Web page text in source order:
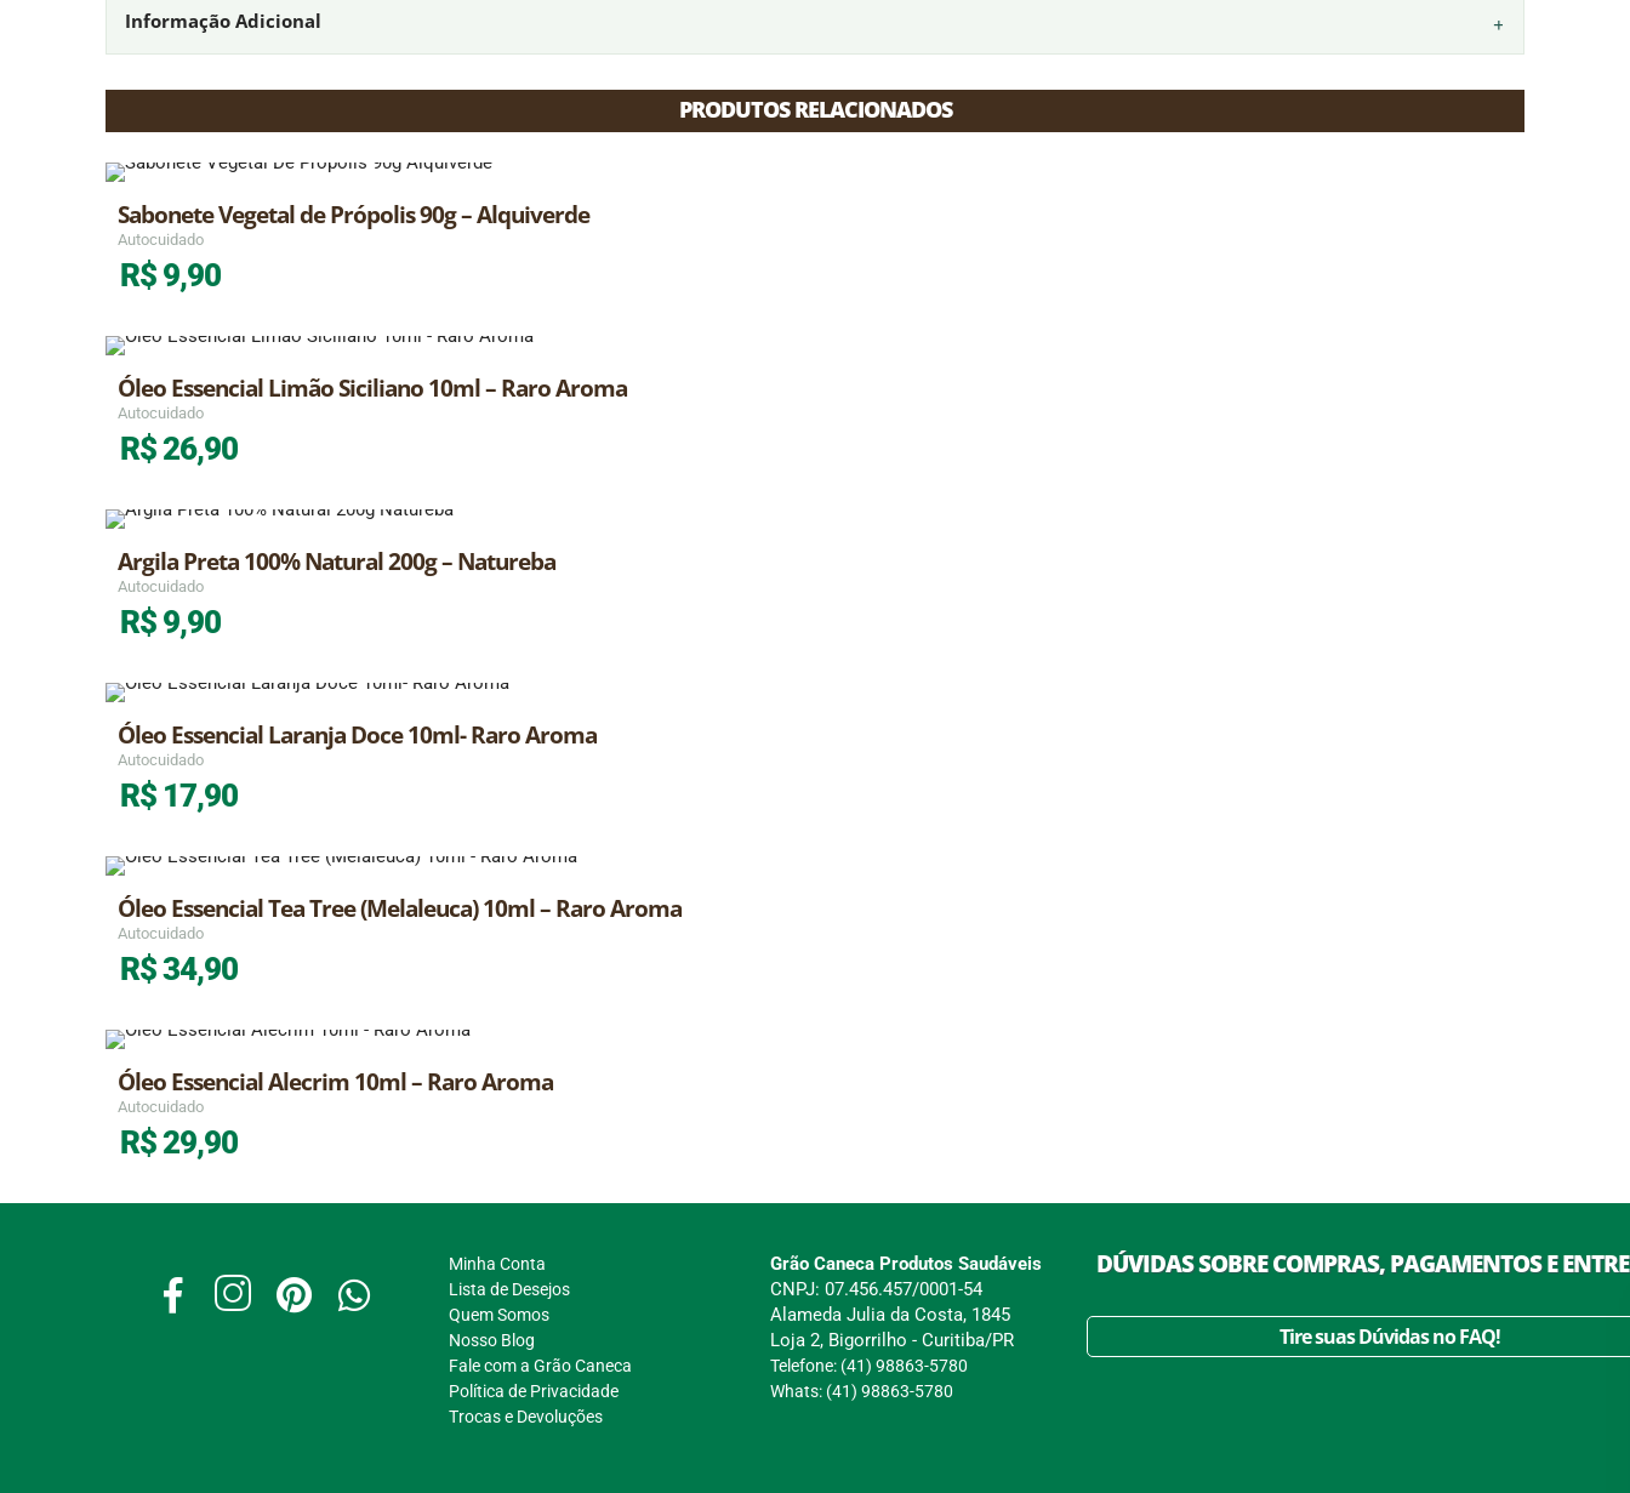
Informação Adicional
PRODUTOS RELACIONADOS
Sabonete Vegetal de Própolis 90g – Alquiverde
Autocuidado
R$ 9,90
Óleo Essencial Limão Siciliano 10ml – Raro Aroma
Autocuidado
R$26,90
Argila Preta 100% Natural 200g – Natureba
Autocuidado
R$ 9,90
Óleo Essencial Laranja Doce 10ml- Raro Aroma
Autocuidado
R$ 17,90
Óleo Essencial Tea Tree (Melaleuca) 10ml – Raro Aroma
Autocuidado
R$34,90
Óleo Essencial Alecrim 10ml – Raro Aroma
Autocuidado
R$29,90
Minha Conta
Lista de Desejos
Quem Somos
Nosso Blog
Fale com a Grão Caneca
Política de Privacidade
Trocas e Devoluções
Grão Caneca Produtos Saudáveis
CNPJ: 07.456.457/0001-54
Alameda Julia da Costa, 1845
Loja 2, Bigorrilho - Curitiba/PR
Telefone: (41) 98863-5780
Whats: (41) 98863-5780
DÚVIDAS SOBRE COMPRAS, PAGAMENTOS E
Tire suas Dúvidas no FAQ!